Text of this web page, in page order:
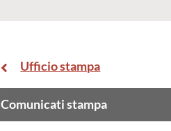
Ufficio stampa
Comunicati stampa